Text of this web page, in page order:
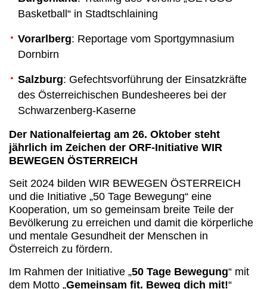
Basketball“ in Stadtschlaining
Vorarlberg: Reportage vom Sportgymnasium
Dornbirn
Salzburg: Gefechtsvorführung der Einsatzkräfte
des Österreichischen Bundesheeres bei der
Schwarzenberg-Kaserne
Der Nationalfeiertag am 26. Oktober steht
jährlich im Zeichen der ORF-Initiative WIR
BEWEGEN ÖSTERREICH
Seit 2024 bilden WIR BEWEGEN ÖSTERREICH
und die Initiative „50 Tage Bewegung“ eine
Kooperation, um so gemeinsam breite Teile der
Bevölkerung zu erreichen und damit die körperliche
und mentale Gesundheit der Menschen in
Österreich zu fördern.
Im Rahmen der Initiative „50 Tage Bewegung“ mit
dem Motto „Gemeinsam fit. Beweg dich mit!“